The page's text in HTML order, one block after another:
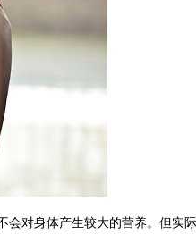
身体产生较大的营养。但实际